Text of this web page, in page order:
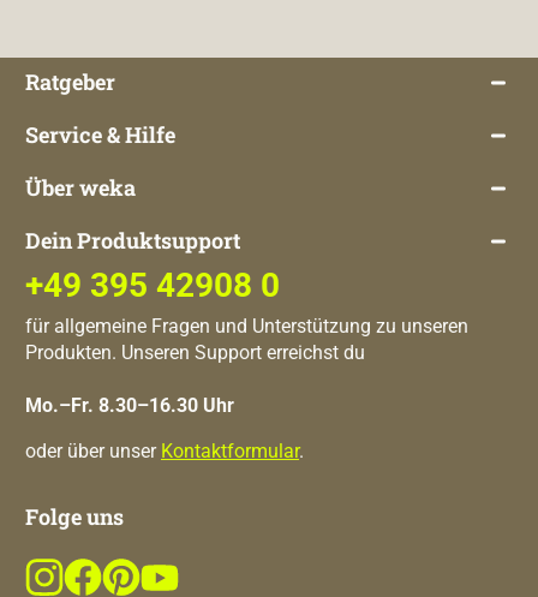
Ratgeber
Service & Hilfe
Über weka
Dein Produktsupport
+49 395 42908 0
für allgemeine Fragen und Unterstützung zu unseren
Produkten. Unseren Support erreichst du
Mo.–Fr. 8.30–16.30 Uhr
oder über unser Kontaktformular.
Folge uns